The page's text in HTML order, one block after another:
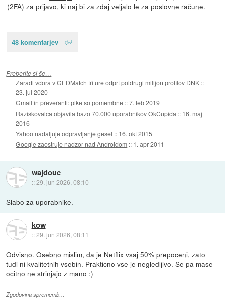
(2FA) za prijavo, ki naj bi za zdaj veljalo le za poslovne račune.
48 komentarjev
Preberite si še…
Zaradi vdora v GEDMatch tri ure odprt poldrugi milijon profilov DNK ::
23. jul 2020
Gmail in preveranti: pike so pomembne ::7. feb 2019
Raziskovalca objavila bazo 70.000 uporabnikov OkCupida :: 16. maj
2016
Yahoo nadaljuje odpravljanje gesel :: 16. okt 2015
Google zaostruje nadzor nad Androidom :: 1. apr 2011
wajdouc
::29. jun 2026, 08:10
Slabo za uporabnike.
kow
::29. jun 2026, 08:11
Odvisno. Osebno mislim, da je Netflix vsaj 50% prepoceni, zato
tudi ni kvalitetnih vsebin. Prakticno vse je negledljivo. Se pa mase
ocitno ne strinjajo z mano :)
Zgodovina sprememb…